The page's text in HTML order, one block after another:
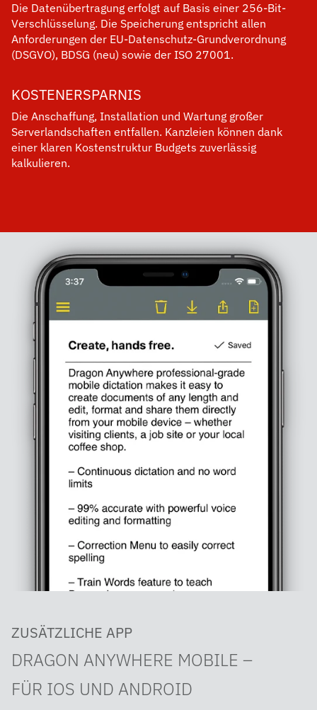
Die Datenübertragung erfolgt auf Basis einer 256-Bit-
Verschlüsselung. Die Speicherung entspricht allen
Anforderungen der EU-Datenschutz-Grundverordnung
(DSGVO), BDSG (neu) sowie der ISO 27001.
KOSTENERSPARNIS
Die Anschaffung, Installation und Wartung großer
Serverlandschaften entfallen. Kanzleien können dank
einer klaren Kostenstruktur Budgets zuverlässig
kalkulieren.
ZUSÄTZLICHE APP
DRAGON ANYWHERE MOBILE –
FÜR IOS UND ANDROID